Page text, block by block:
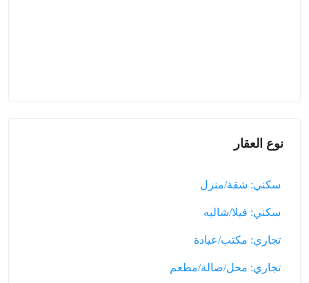
نوع العقار
سكني: شقة/منزل
سكني: فيلا/شاليه
تجاري: مكتب/عيادة
تجاري: محل/صالة/مطعم